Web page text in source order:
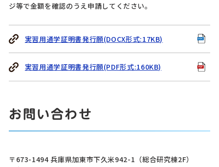
ジ等で金額を確認のうえ申請してください。
実習用通学証明書発行願(DOCX形式:17KB)
実習用通学証明書発行願(PDF形式:160KB)
お問い合わせ
〒673-1494 兵庫県加東市下久米942-1（総合研究棟2F）